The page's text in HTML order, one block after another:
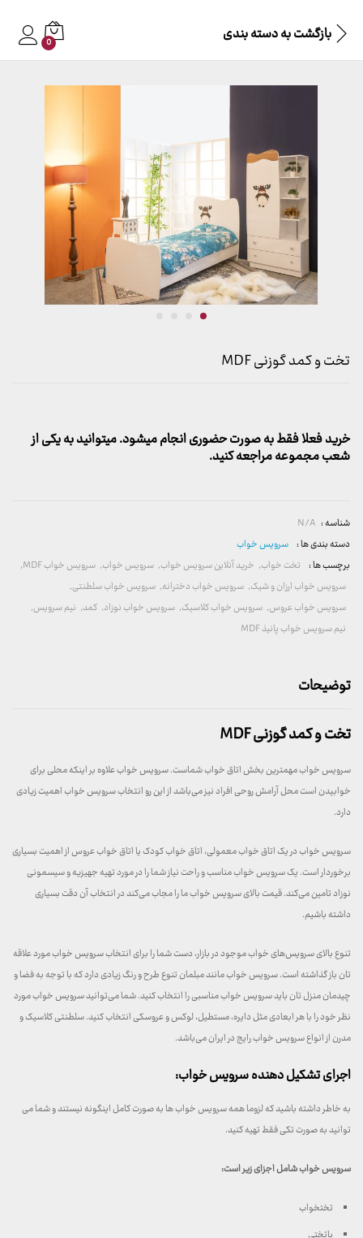
بازگشت بهدسته بندی 0
تخت و کمد گوزنی MDF
خرید فعلا فقط به صورت حضوری انجام میشود. میتوانید به یکی از
شعب مجموعه مراجعه کنید.
شناسه : N/A
دسته بندی ها : سرویس خواب
برچسب ها : تخت خواب, خرید آنلاین سرویس خواب, سرویس خواب, سرویس خواب MDF
,
سرویس خواب ارزان و شیک, سرویس خواب دخترانه, سرویس خواب سلطنتی,
سرویس خواب عروس, سرویس خواب کلاسیک, سرویس خواب نوزاد, کمد, نیم سرویس,
نیم سرویس خواب پانیذ MDF
توضیحات
تخت و کمد گوزنی MDF
سرویس خواب مهمترین بخش اتاق خواب شماست. سرویس خواب علاوه بر اینکه محلی برای
خوابیدن است محل آرامش روحی افراد نیز می‌باشد از این رو انتخاب سرویس خواب اهمیت زیادی
دارد.
سرویس خواب در یک اتاق خواب معمولی، اتاق خواب کودک یا اتاق خواب عروس از اهمیت بسیاری
برخوردار است. یک سرویس خواب مناسب و راحت نیاز شما را در مورد تهیه جهیزیه و سیسمونی
نوزاد تامین می‌کند. قیمت بالای سرویس خواب ما را مجاب می‌کند در انتخاب آن دقت بسیاری
داشته باشیم.
تنوع بالای سرویس‌های خواب موجود در بازار، دست شما را برای انتخاب سرویس خواب مورد علاقه
تان باز گذاشته است. سرویس خواب مانند مبلمان تنوع طرح و رنگ زیادی دارد که با توجه به فضا و
چیدمان منزل تان باید سرویس خواب مناسبی را انتخاب کنید. شما می‌توانید سرویس خواب مورد
نظر خود را با هر ابعادی مثل دایره، مستطیل، لوکس و عروسکی انتخاب کنید. سلطنتی کلاسیک و
مدرن از انواع سرویس خواب رایج در ایران می‌باشد.
اجرای تشکیل دهنده سرویس خواب:
به خاطر داشته باشید که لزوما همه سرویس خواب ها به صورت کامل اینگونه نیستند و شما می
توانید به صورت تکی فقط تهیه کنید.
سرویس خواب شامل اجزای زیر است:
تختخواب